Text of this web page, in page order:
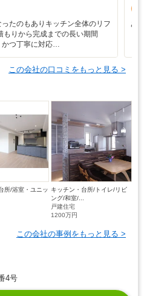
たのもありキッチン全体のリフ
もりから完成までの長い期間
かつ丁寧に対応…
あ
この会社の口コミをもっと見る >
所/浴室・ユニッ キッチン・台所/トイレ/リビ
ング/和室/...
戸建住宅
1200万円
この会社の事例をもっと見る >
4号